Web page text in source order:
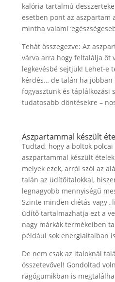
kalória tartalmú
esetben pont az aszpartam
mintha valami
Tehát összegezve: Az
várva arra hogy feltalálja őt
legkevésbé sejtjük! Lehet-e
kérdés… de talán ha
fogyasztunk és táplálkozási
tudatosabb döntésekre –
Aszpartammal készült
Tudtad, hogy a boltok
aszpartammal készült
melyek ezek, arról szól az
talán az üdítőitalokkal,
legnagyobb mennyiségű
Szinte minden diétás vagy
üdítő tartalmazhatja ezt a
nagy márkák termékeiben
például sok energiaitalban
De nem csak az italoknál
összetevővel! Gondoltad
rágógumikban is